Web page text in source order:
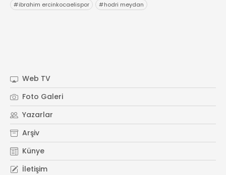
#ibrahim ercinkocaelispor #hodri meydan
Web TV
Foto Galeri
Yazarlar
Arşiv
Künye
İletişim